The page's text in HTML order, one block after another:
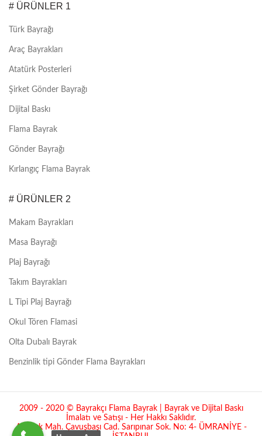
# ÜRÜNLER 1
Türk Bayrağı
Araç Bayrakları
Atatürk Posterleri
Şirket Gönder Bayrağı
Dijital Baskı
Flama Bayrak
Gönder Bayrağı
Kırlangıç Flama Bayrak
# ÜRÜNLER 2
Makam Bayrakları
Masa Bayrağı
Plaj Bayrağı
Takım Bayrakları
L Tipi Plaj Bayrağı
Okul Tören Flamasi
Olta Dubalı Bayrak
Benzinlik tipi Gönder Flama Bayrakları
2009 - 2020 © Bayrakçı Flama Bayrak | Bayrak ve Dijital Baskı
İmalatı ve Satışı - Her Hakkı Saklıdır.
Atatürk Mah. Çavuşbaşı Cad. Sarıpınar Sok. No: 4- ÜMRANİYE -